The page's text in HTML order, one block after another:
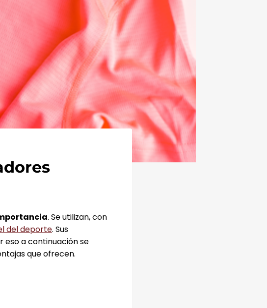
. Se utilizan, con
del deporte. Sus
eso a continuación se
que ofrecen.